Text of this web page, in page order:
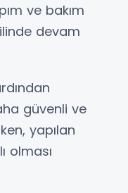
ve bakım
devam
güvenli ve
yapılan
olması